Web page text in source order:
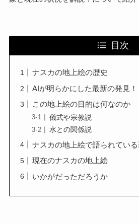
目次
ナスカの地上絵の歴史
AIが明らかにした最新の発見！
この地上絵の目的は何なのか
儀式や宗教説
水との関係説
ナスカの地上絵で語られている
現在のナスカの地上絵
いかがだっただろうか